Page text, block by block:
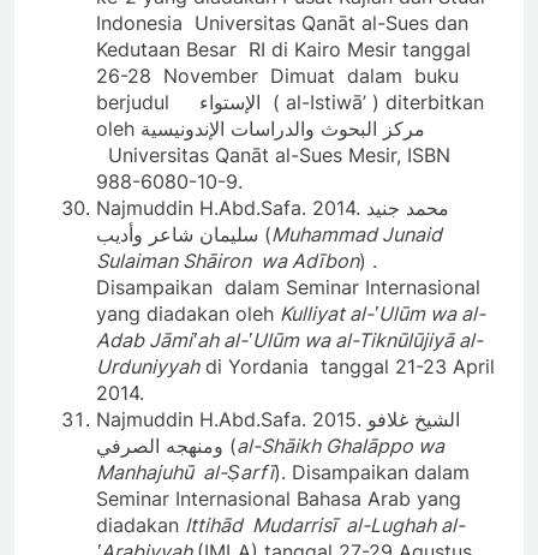
Indonesia Universitas Qanāt al-Sues dan
Kedutaan Besar RI di Kairo Mesir tanggal
26-28 November Dimuat dalam buku
berjudul الإستواء ( al-Istiwā’ ) diterbitkan
oleh مركز البحوث والدراسات الإندونيسية
Universitas Qanāt al-Sues Mesir, ISBN
988-6080-10-9.
Najmuddin H.Abd.Safa. 2014. محمد جنيد
سليمان شاعر وأديب (Muhammad Junaid
Sulaiman Shāiron wa Adībon) .
Disampaikan dalam Seminar Internasional
yang diadakan oleh Kulliyat al-ʽUlūm wa al-
Adab Jāmiʽah al-ʽUlūm wa al-Tiknūlūjiyā al-
Urduniyyahdi Yordania tanggal 21-23 April
2014.
Najmuddin H.Abd.Safa. 2015. الشيخ غلافو
ومنهجه الصرفي (al-Shāikh Ghalāppo wa
Manhajuhū al-Ṣarfī). Disampaikan dalam
Seminar Internasional Bahasa Arab yang
diadakan Ittihād Mudarrisī al-Lughah al-